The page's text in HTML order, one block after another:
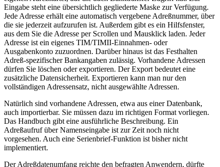
Eingabe steht eine übersichtlich gegliederte Maske zur Verfügung.
Jede Adresse erhält eine automatisch vergebene Adreßnummer, über
die sie jederzeit aufzurufen ist. Außerdem gibt es ein Hilfsfenster,
aus dem Sie die Adresse per Scrollen und Mausklick laden. Jeder
Adresse ist ein eigenes TIM/TIMII-Einnahmen- oder
Ausgabenkonto zuzuordnen. Darüber hinaus ist das Festhalten
Adreß-spezifischer Bankangaben zulässig. Vorhandene Adressen
dürfen Sie löschen oder exportieren. Der Export bedeutet eine
zusätzliche Datensicherheit. Exportieren kann man nur den
vollständigen Adressensatz, nicht ausgewählte Adressen.
Natürlich sind vorhandene Adressen, etwa aus einer Datenbank,
auch importierbar. Sie müssen dazu im richtigen Format vorliegen.
Das Handbuch gibt eine ausführliche Beschreibung. Ein
Adreßaufruf über Namenseingabe ist zur Zeit noch nicht
vorgesehen. Auch eine Serienbrief-Funktion ist bisher nicht
implementiert.
Der Adreßdatenumfang reichte den befragten Anwendern, dürfte